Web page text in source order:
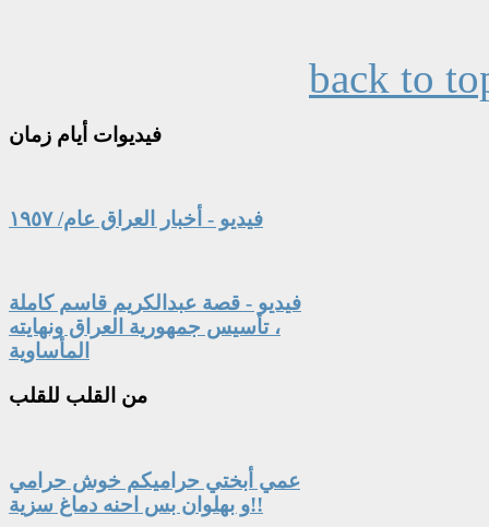
back to
فيديوات أيام زمان
فيديو - أخبار العراق عام/ ١٩٥٧
فيديو - قصة عبدالكريم قاسم كاملة
، تأسيس جمهورية العراق ونهايته
المأساوية
من القلب للقلب
عمي أبختي حراميكم خوش حرامي
و بهلوان بس احنه دماغ سزية!!